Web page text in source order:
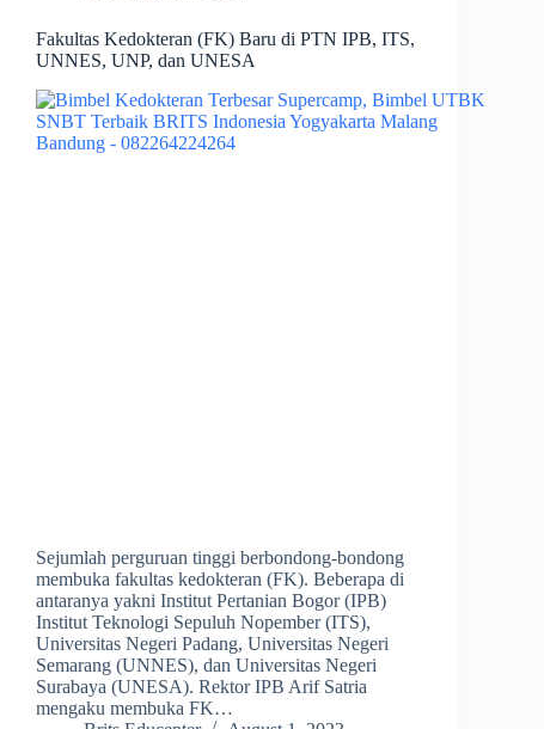
Fakultas Kedokteran (FK) Baru di PTN IPB, ITS,
UNNES, UNP, dan UNESA
Sejumlah perguruan tinggi berbondong-bondong
membuka fakultas kedokteran (FK). Beberapa di
antaranya yakni Institut Pertanian Bogor (IPB)
Institut Teknologi Sepuluh Nopember (ITS),
Universitas Negeri Padang, Universitas Negeri
Semarang (UNNES), dan Universitas Negeri
Surabaya (UNESA). Rektor IPB Arif Satria
mengaku membuka FK…